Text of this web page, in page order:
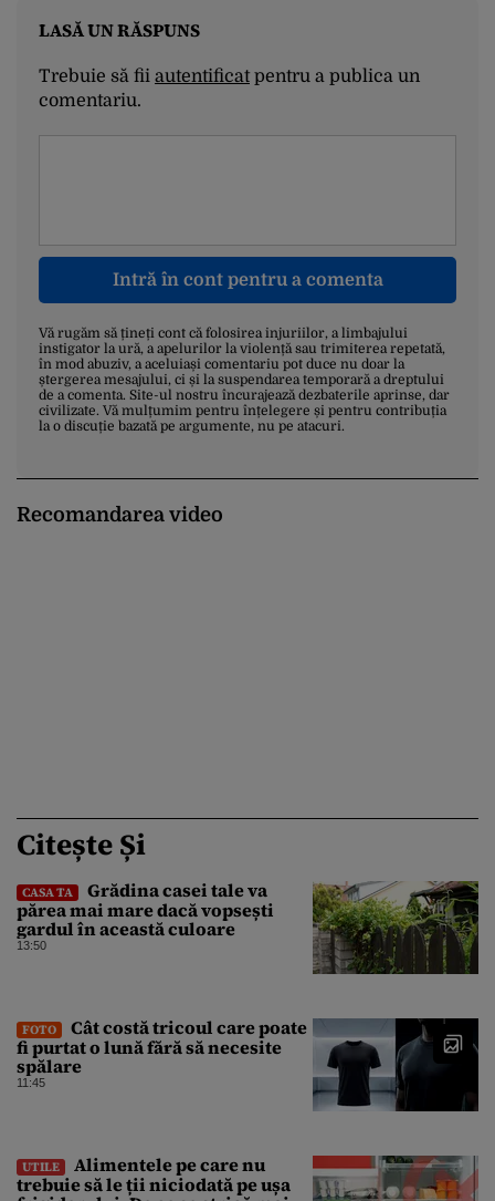
LASĂ UN RĂSPUNS
Trebuie să fii autentificatpentru a publica un
comentariu.
Intră în cont pentru a comenta
Vă rugăm să țineți cont că folosirea injuriilor, a limbajului
instigator la ură, a apelurilor la violență sau trimiterea repetată,
în mod abuziv, a aceluiași comentariu pot duce nu doar la
ștergerea mesajului, ci și la suspendarea temporară a dreptului
de a comenta. Site-ul nostru încurajează dezbaterile aprinse, dar
civilizate. Vă mulțumim pentru înțelegere și pentru contribuția
la o discuție bazată pe argumente, nu pe atacuri.
Recomandarea video
Citește Și
CASA TA
Grădina casei tale va
părea mai mare dacă vopsești
gardul în această culoare
13:50
FOTO
Cât costă tricoul care poate
fi purtat o lună fără să necesite
spălare
11:45
UTILE
Alimentele pe care nu
trebuie să le ții niciodată pe ușa